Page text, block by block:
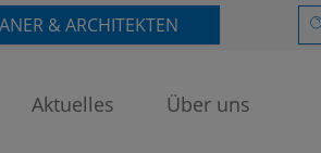
& ARCHITEKTEN
Aktuelles Über uns